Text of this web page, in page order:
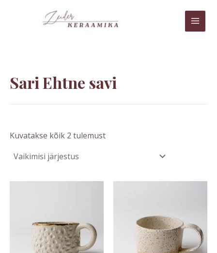
Sari Ehtne savi
Kuvatakse kõik 2 tulemust
25,00 €
multiple
variants.